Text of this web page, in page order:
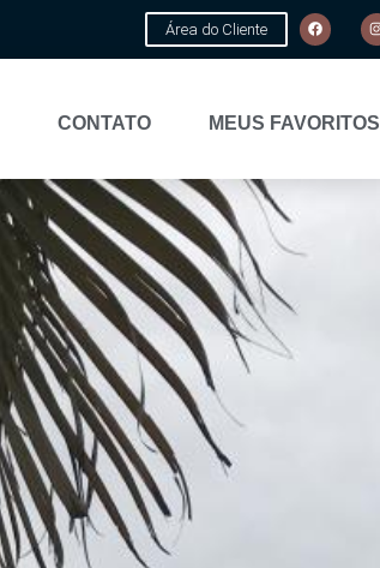
Área do Cliente
CONTATO MEUS FAVORITOS